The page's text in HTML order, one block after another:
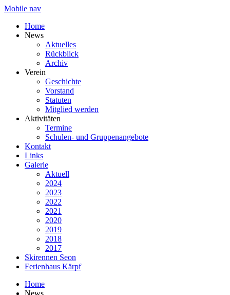
Mobile nav
Home
News
Aktuelles
Rückblick
Archiv
Verein
Geschichte
Vorstand
Statuten
Mitglied werden
Aktivitäten
Termine
Schulen- und Gruppenangebote
Kontakt
Links
Galerie
Aktuell
2024
2023
2022
2021
2020
2019
2018
2017
Skirennen Seon
Ferienhaus Kärpf
Home
News